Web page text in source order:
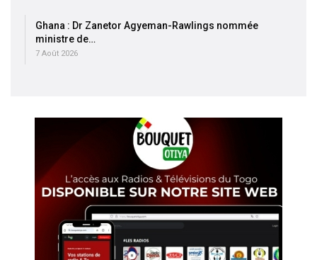
Ghana : Dr Zanetor Agyeman-Rawlings nommée
ministre de…
7 Août 2026